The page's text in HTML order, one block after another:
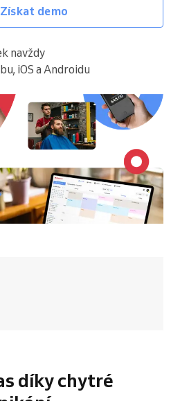
Získat demo
navždy
iOS a Androidu
díky chytré